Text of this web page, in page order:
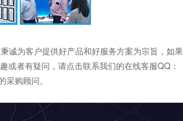
为客户提供好产品和好服务方案为宗旨，如果
或者有疑问，请点击联系我们的在线客服QQ：
购顾问。